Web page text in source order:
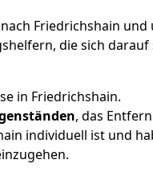
Friedrichshain
die sich darauf
in Friedrichshain.
, das
individuell ist und